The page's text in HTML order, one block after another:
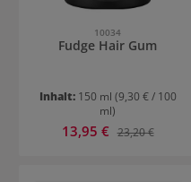
10034
Fudge Hair Gum
Inhalt: 150 ml (9,30 € / 100
ml)
Verkaufspreis:
13,95 € Regulärer Preis:
23,20 €